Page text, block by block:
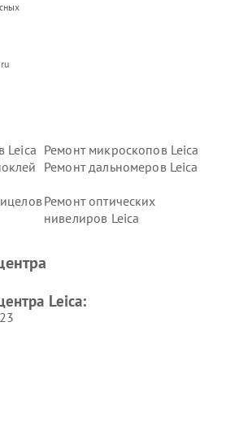
Leica Ремонт микроскопов Leica
Ремонт дальномеров Leica
Ремонт оптических
нивелиров Leica
Leica: